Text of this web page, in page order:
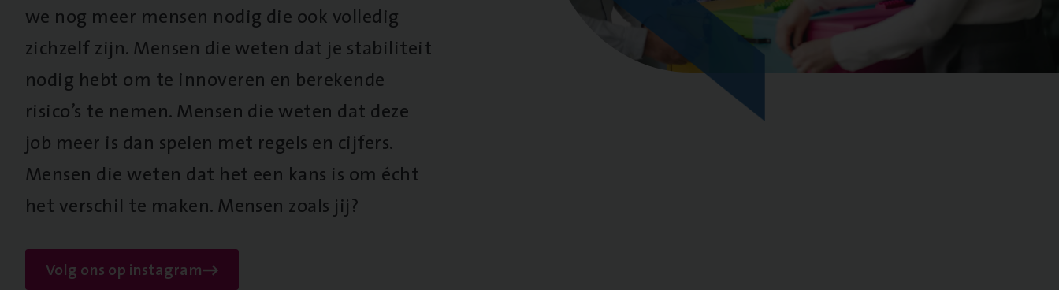
we nog meer mensen nodig die ook volledig
zichzelf zijn. Mensen die weten dat je stabiliteit
nodig hebt om te innoveren en berekende
risico’s te nemen. Mensen die weten dat deze
job meer is dan spelen met regels en cijfers.
Mensen die weten dat het een kans is om écht
het verschil te maken. Mensen zoals jij?
Volg ons op instagram